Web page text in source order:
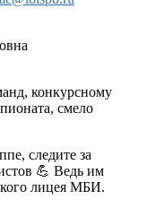
конкурсному
смело
следите за
💪 Ведь им
лицея МБИ.